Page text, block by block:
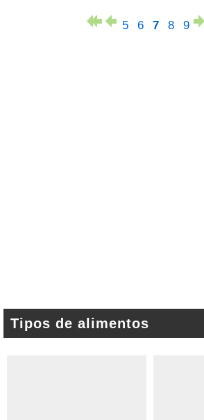
5 6 7 8 9
Tipos de alimentos